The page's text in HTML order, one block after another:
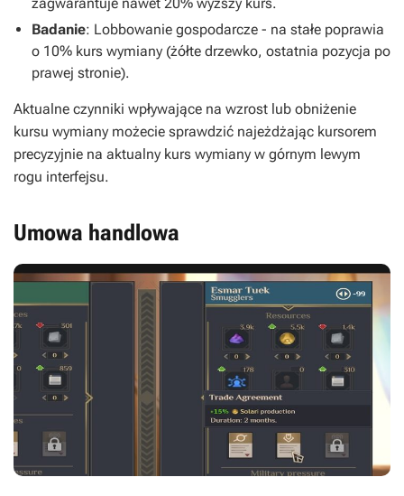
Badanie: Lobbowanie gospodarcze - na stałe poprawia
o 10% kurs wymiany (żółte drzewko, ostatnia pozycja po
prawej stronie).
Aktualne czynniki wpływające na wzrost lub obniżenie
kursu wymiany możecie sprawdzić najeżdżając kursorem
precyzyjnie na aktualny kurs wymiany w górnym lewym
rogu interfejsu.
Umowa handlowa